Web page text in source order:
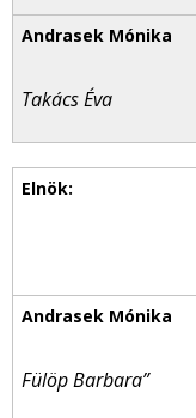
Takács Éva
Fülöp Barbara”